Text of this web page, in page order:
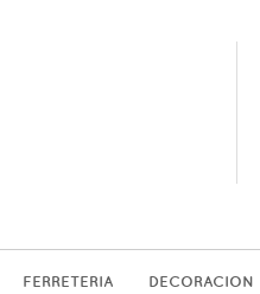
FERRETERIA DECORACION